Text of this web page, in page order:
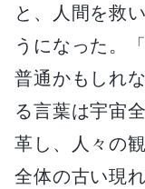
と、人間を救
うになった。
普通かもしれ
る言葉は宇宙
革し、人々の
全体の古い現